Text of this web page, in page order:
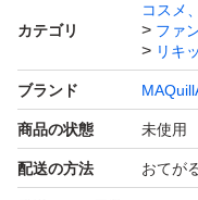
新品ですが自宅保管で
お値下げ不可
カテゴリ
コスメ
ファ
リキ
ブランド
商品の状態 未使用
配送の方法 おてが